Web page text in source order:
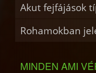
Akut fejfájások
Rohamokban
MINDEN AMI